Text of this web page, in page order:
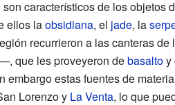
característicos de los objetos
ellos laobsidiana, el jade, la
recurrieron a las canteras de
que les proveyeron debasaltoy
estas fuentes de
Lorenzo y La Venta, lo que